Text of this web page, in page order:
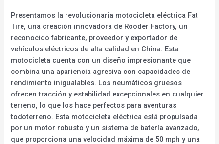
Presentamos la revolucionaria motocicleta eléctrica Fat
Tire, una creación innovadora de Rooder Factory, un
reconocido fabricante, proveedor y exportador de
vehículos eléctricos de alta calidad en China. Esta
motocicleta cuenta con un diseño impresionante que
combina una apariencia agresiva con capacidades de
rendimiento inigualables. Los neumáticos gruesos
ofrecen tracción y estabilidad excepcionales en cualquier
terreno, lo que los hace perfectos para aventuras
todoterreno. Esta motocicleta eléctrica está propulsada
por un motor robusto y un sistema de batería avanzado,
que proporciona una velocidad máxima de 50 mph y una